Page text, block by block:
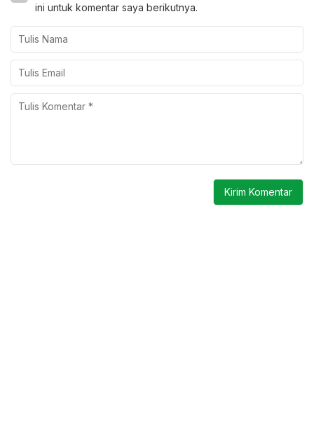
ini untuk komentar saya berikutnya.